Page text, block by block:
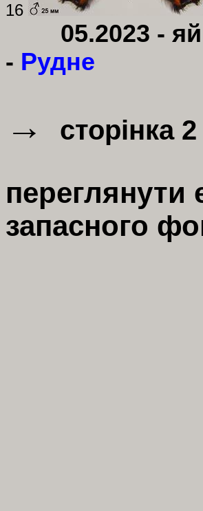
16
05.2023 -
- Рудне
→ сторінка
запасного